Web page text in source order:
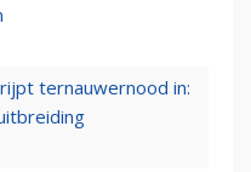
ternauwernood in: